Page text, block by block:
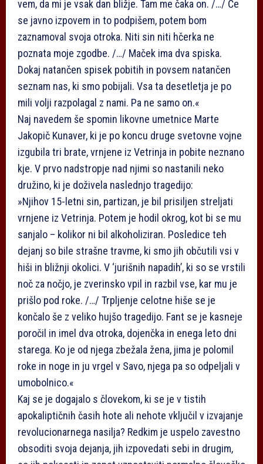
vem, da mi je vsak dan bližje. Tam me čaka on. /…/ Če
se javno izpovem in to podpišem, potem bom
zaznamoval svoja otroka. Niti sin niti hčerka ne
poznata moje zgodbe. /…/ Maček ima dva spiska.
Dokaj natančen spisek pobitih in povsem natančen
seznam nas, ki smo pobijali. Vsa ta desetletja je po
mili volji razpolagal z nami. Pa ne samo on.«
Naj navedem še spomin likovne umetnice Marte
Jakopič Kunaver, ki je po koncu druge svetovne vojne
izgubila tri brate, vrnjene iz Vetrinja in pobite neznano
kje. V prvo nadstropje nad njimi so nastanili neko
družino, ki je doživela naslednjo tragedijo:
»Njihov 15-letni sin, partizan, je bil prisiljen streljati
vrnjene iz Vetrinja. Potem je hodil okrog, kot bi se mu
sanjalo – kolikor ni bil alkoholiziran. Posledice teh
dejanj so bile strašne travme, ki smo jih občutili vsi v
hiši in bližnji okolici. V ‘jurišnih napadih’, ki so se vrstili
noč za nočjo, je zverinsko vpil in razbil vse, kar mu je
prišlo pod roke. /…/ Trpljenje celotne hiše se je
končalo še z veliko hujšo tragedijo. Fant se je kasneje
poročil in imel dva otroka, dojenčka in enega leto dni
starega. Ko je od njega zbežala žena, jima je polomil
roke in noge in ju vrgel v Savo, njega pa so odpeljali v
umobolnico.«
Kaj se je dogajalo s človekom, ki se je v tistih
apokaliptičnih časih hote ali nehote vključil v izvajanje
revolucionarnega nasilja? Redkim je uspelo zavestno
obsoditi svoja dejanja, jih izpovedati sebi in drugim,